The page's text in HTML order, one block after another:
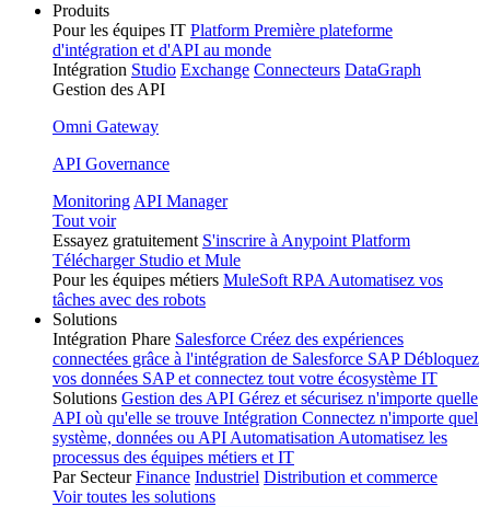
Produits
Pour les équipes IT Platform Première plateforme
d'intégration et d'API au monde
Intégration Studio Exchange Connecteurs DataGraph
Gestion des API
Omni Gateway
API Governance
Monitoring API Manager
Tout voir
Essayez gratuitement S'inscrire à Anypoint Platform
Télécharger Studio et Mule
Pour les équipes métiers MuleSoft RPA Automatisez vos
tâches avec des robots
Solutions
Intégration Phare Salesforce Créez des expériences
connectées grâce à l'intégration de Salesforce SAP Débloquez
vos données SAP et connectez tout votre écosystème IT
Solutions Gestion des API Gérez et sécurisez n'importe quelle
API où qu'elle se trouve Intégration Connectez n'importe quel
système, données ou API Automatisation Automatisez les
processus des équipes métiers et IT
Par Secteur Finance Industriel Distribution et commerce
Voir toutes les solutions